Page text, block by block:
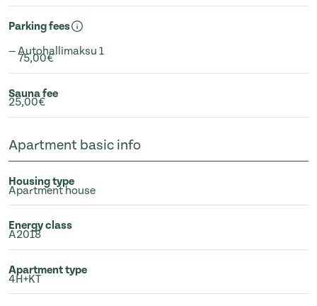
Parking fees
— Autohallimaksu 1
75,00€
Sauna fee
25,00€
Apartment basic info
Housing type
Apartment house
Energy class
A2018
Apartment type
4H+KT